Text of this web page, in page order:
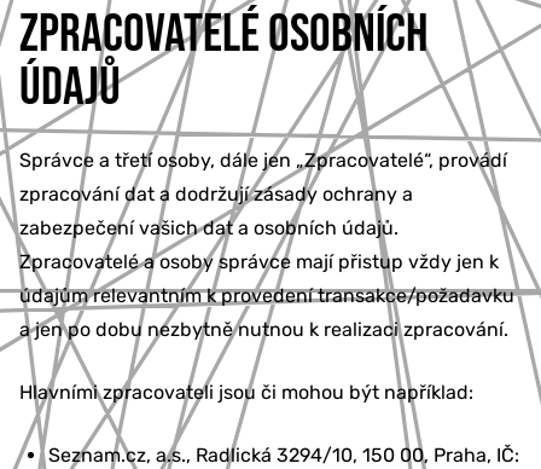
ZPRACOVATELÉ OSOBNÍCH
ÚDAJŮ
Správce a třetí osoby, dále jen „Zpracovatelé“, provádí
zpracování dat a dodržují zásady ochrany a
zabezpečení vašich dat a osobních údajů.
Zpracovatelé a osoby správce mají přistup vždy jen k
údajům relevantním k provedení transakce/požadavku
a jen po dobu nezbytně nutnou k realizaci zpracování.
Hlavními zpracovateli jsou či mohou být například:
Seznam.cz, a.s., Radlická 3294/10, 150 00, Praha, IČ: